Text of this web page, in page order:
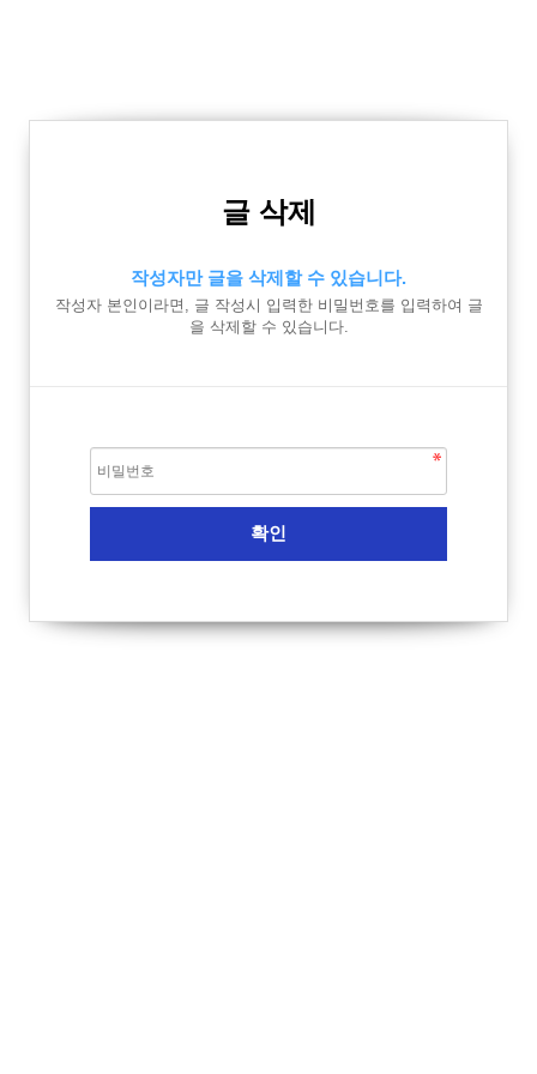
글 삭제
작성자만 글을 삭제할 수 있습니다.
작성자 본인이라면, 글 작성시 입력한 비밀번호를 입력하여 글
을 삭제할 수 있습니다.